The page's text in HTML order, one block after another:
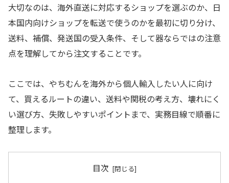
大切なのは、海外直送に対応するショップを選ぶのか、日
本国内向けショップを転送で使うのかを最初に切り分け、
送料、補償、発送国の受入条件、そして器ならではの注意
点を理解してから注文することです。
ここでは、やちむんを海外から個人輸入したい人に向け
て、買えるルートの違い、送料や関税の考え方、壊れにく
い選び方、失敗しやすいポイントまで、実務目線で順番に
整理します。
目次